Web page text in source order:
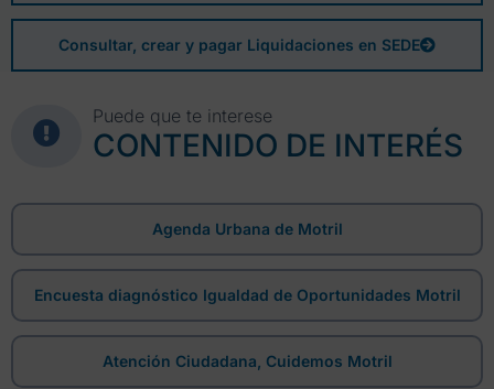
Consultar, crear y pagar Liquidaciones en SEDE
Puede que te interese
CONTENIDO DE INTERÉS
Agenda Urbana de Motril
Encuesta diagnóstico Igualdad de Oportunidades Motril
Atención Ciudadana, Cuidemos Motril